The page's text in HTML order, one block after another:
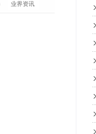
业界资讯